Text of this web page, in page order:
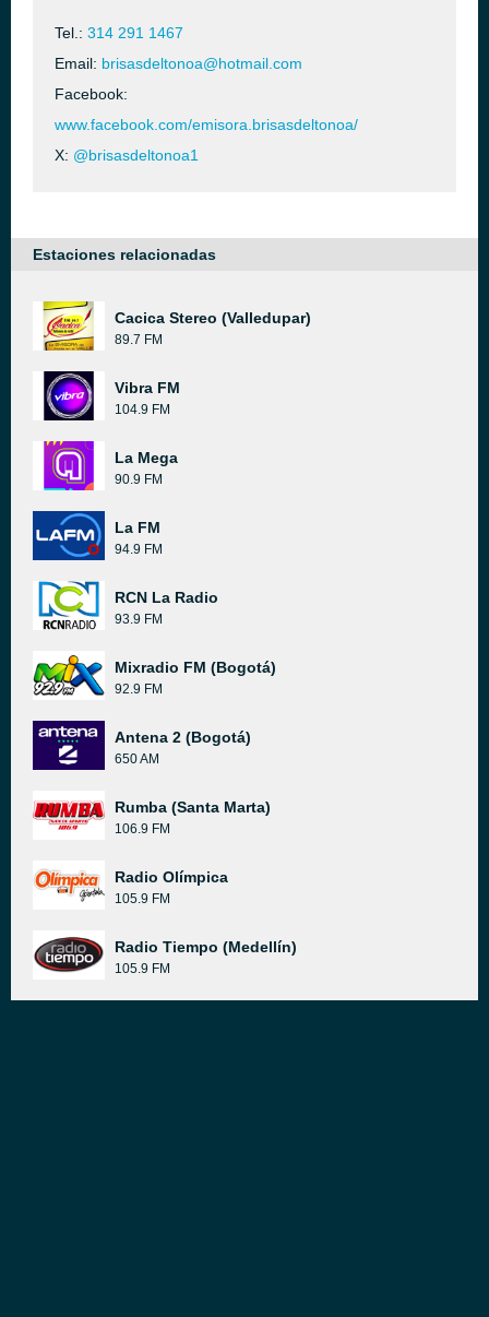
Tel.: 314 291 1467
Email: brisasdeltonoa@hotmail.com
Facebook:
www.facebook.com/emisora.brisasdeltonoa/
X: @brisasdeltonoa1
Estaciones relacionadas
Cacica Stereo (Valledupar)
89.7 FM
Vibra FM
104.9 FM
La Mega
90.9 FM
La FM
94.9 FM
RCN La Radio
93.9 FM
Mixradio FM (Bogotá)
92.9 FM
Antena 2 (Bogotá)
650 AM
Rumba (Santa Marta)
106.9 FM
Radio Olímpica
105.9 FM
Radio Tiempo (Medellín)
105.9 FM